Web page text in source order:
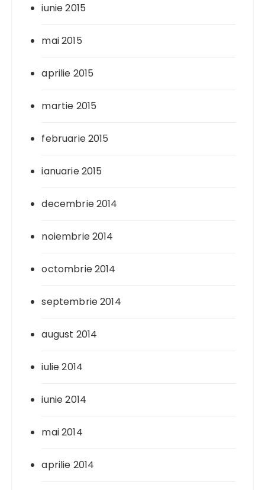
iunie 2015
mai 2015
aprilie 2015
martie 2015
februarie 2015
ianuarie 2015
decembrie 2014
noiembrie 2014
octombrie 2014
septembrie 2014
august 2014
iulie 2014
iunie 2014
mai 2014
aprilie 2014